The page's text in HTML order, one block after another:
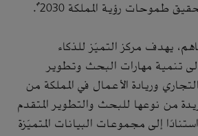
طموحات رؤية المملكة 2030".
يهدف مركز التميّز للذكاء
تنمية مهارات البحث وتطوير
وريادة الأعمال في المملكة من
من نوعها للبحث والتطوير المتقدم
إلى مجموعات البيانات المتميّزة